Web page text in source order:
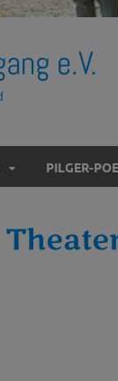
e.V.
PILGER-